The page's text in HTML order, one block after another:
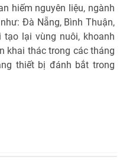
hiếm nguyên liệu, ngành
Đà Nẵng, Bình Thuận,
tạo lại vùng nuôi, khoanh
khai thác trong các tháng
thiết bị đánh bắt trong